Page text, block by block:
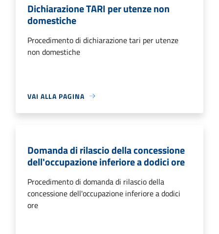
Dichiarazione TARI per utenze non
domestiche
Procedimento di dichiarazione tari per utenze
non domestiche
VAI ALLA PAGINA
Domanda di rilascio della concessione
dell'occupazione inferiore a dodici ore
Procedimento di domanda di rilascio della
concessione dell'occupazione inferiore a dodici
ore